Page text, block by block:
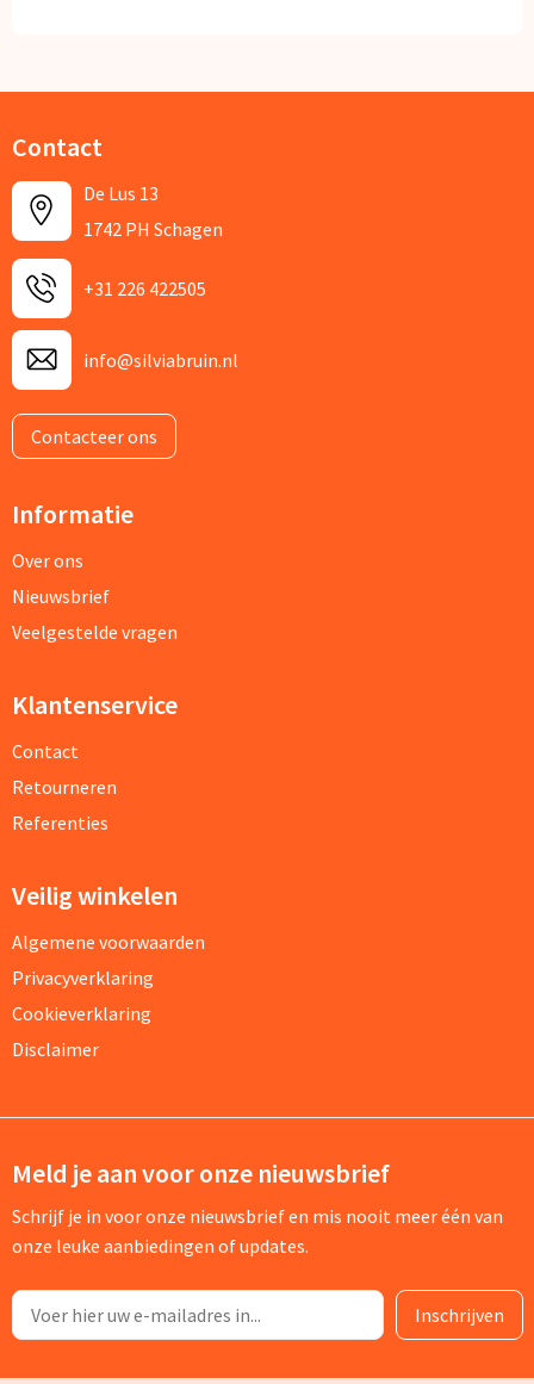
Contact
De Lus 13
1742 PH Schagen
+31 226 422505
info@silviabruin.nl
Contacteer ons
Informatie
Over ons
Nieuwsbrief
Veelgestelde vragen
Klantenservice
Contact
Retourneren
Referenties
Veilig winkelen
Algemene voorwaarden
Privacyverklaring
Cookieverklaring
Disclaimer
Meld je aan voor onze nieuwsbrief
Schrijf je in voor onze nieuwsbrief en mis nooit meer één van
onze leuke aanbiedingen of updates.